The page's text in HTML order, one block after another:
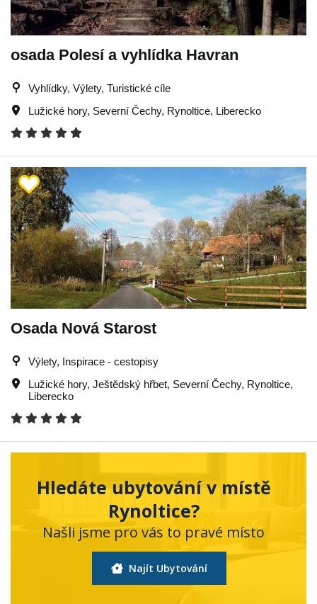
osada Polesí a vyhlídka Havran
Vyhlídky, Výlety, Turistické cíle
Lužické hory, Severní Čechy, Rynoltice, Liberecko
Osada Nová Starost
Výlety, Inspirace - cestopisy
Lužické hory, Ještědský hřbet, Severní Čechy, Rynoltice,
Liberecko
Hledáte ubytování v místě
Rynoltice?
Našli jsme pro vás to pravé místo
Najít Ubytování